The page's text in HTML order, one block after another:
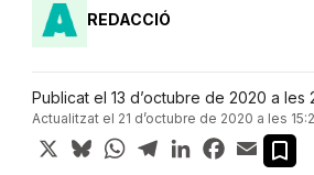
REDACCIÓ
Publicat el 13 d’octubre de 2020 a les
Actualitzat el 21 d’octubre de 2020 a les
X BlueskyWhatsApp
TelegramLinkedInFacebook
Email